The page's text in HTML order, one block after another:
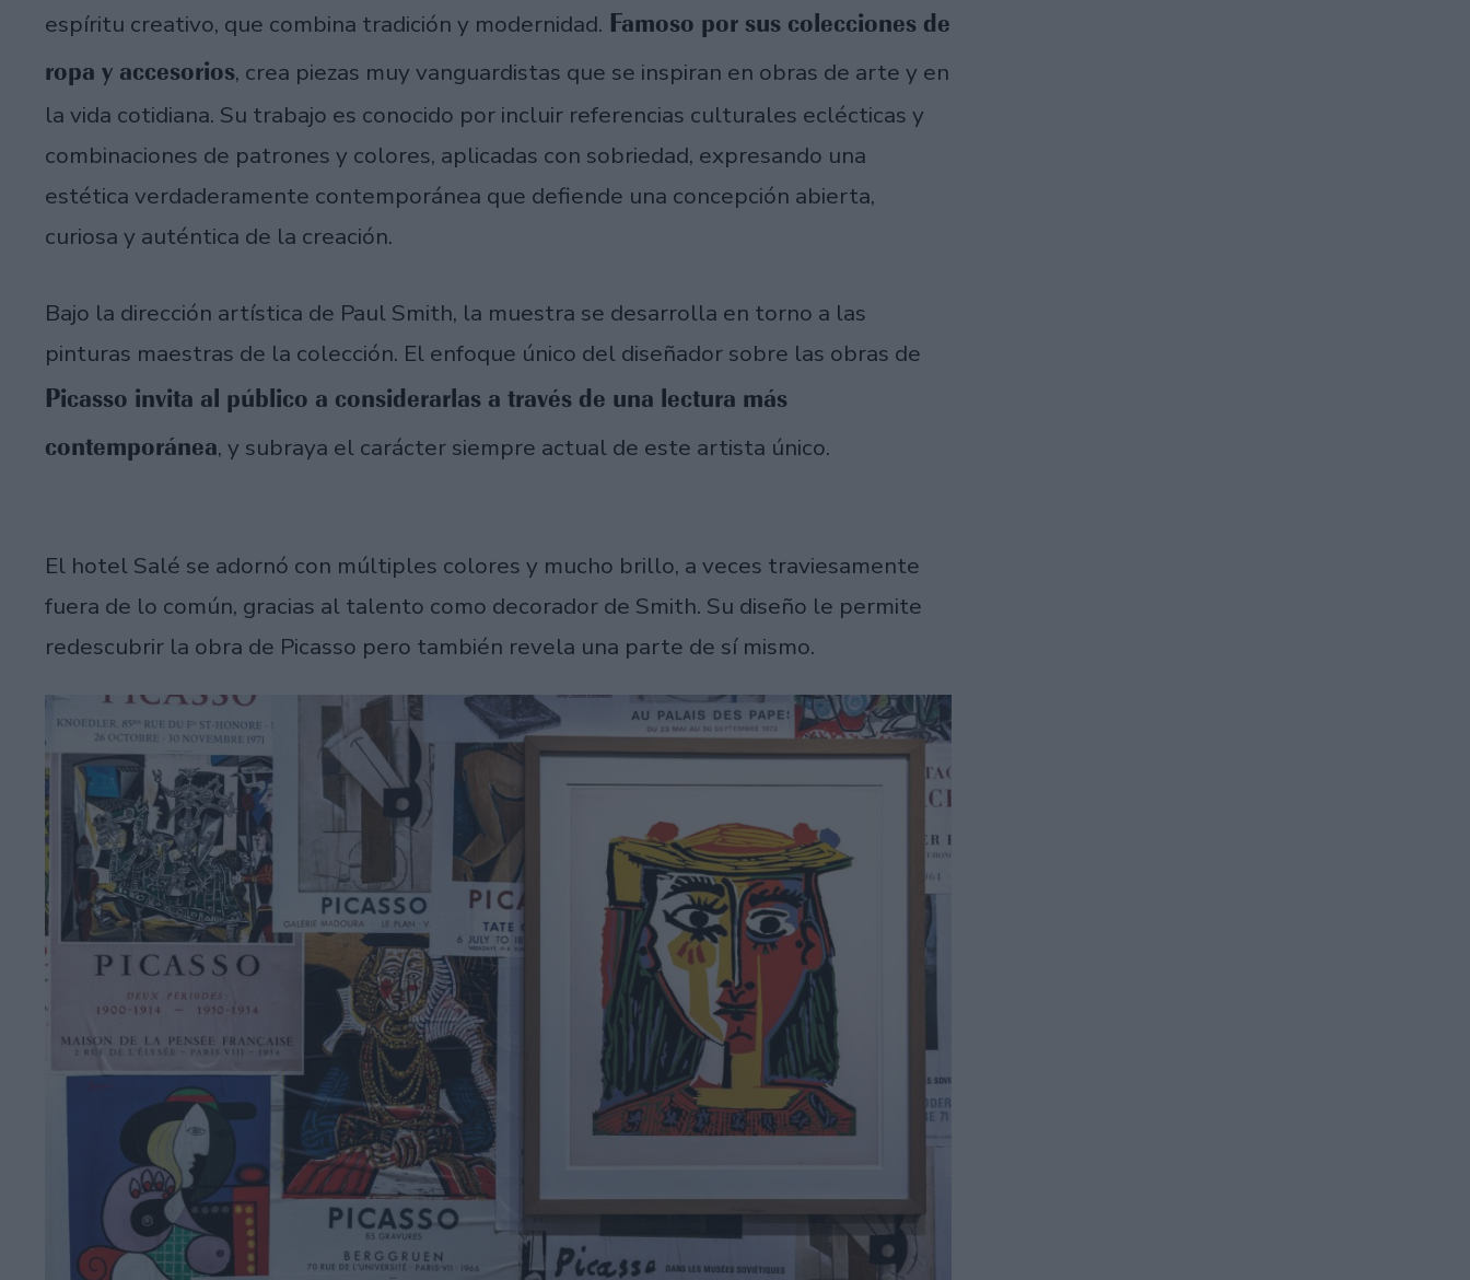
espíritu creativo, que combina tradición y modernidad. Famoso por sus colecciones de
ropa y accesorios, crea piezas muy vanguardistas que se inspiran en obras de arte y en
la vida cotidiana. Su trabajo es conocido por incluir referencias culturales eclécticas y
combinaciones de patrones y colores, aplicadas con sobriedad, expresando una
estética verdaderamente contemporánea que defiende una concepción abierta,
curiosa y auténtica de la creación.
Bajo la dirección artística de Paul Smith, la muestra se desarrolla en torno a las
pinturas maestras de la colección. El enfoque único del diseñador sobre las obras de
Picasso invita al público a considerarlas a través de una lectura más
contemporánea, y subraya el carácter siempre actual de este artista único.
El hotel Salé se adornó con múltiples colores y mucho brillo, a veces traviesamente
fuera de lo común, gracias al talento como decorador de Smith. Su diseño le permite
redescubrir la obra de Picasso pero también revela una parte de sí mismo.